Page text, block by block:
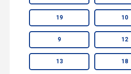
19 10
9 12
13 18